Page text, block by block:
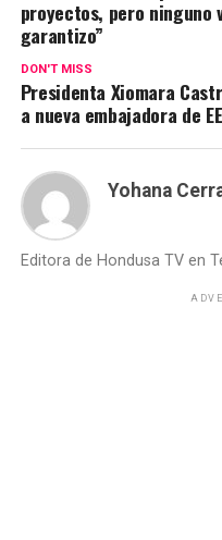
proyectos, pero ninguno
garantizo”
DON'T MISS
Presidenta Xiomara
a nueva embajadora de
Yohana
Editora de Hondusa TV en